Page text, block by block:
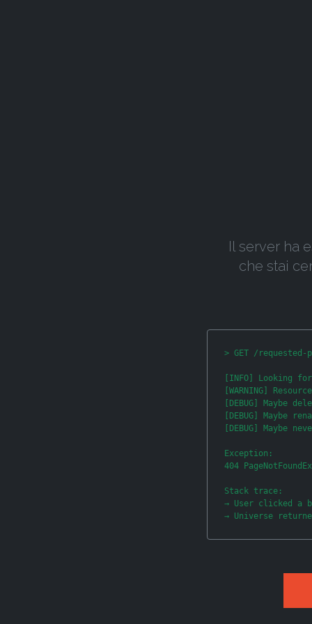
Il server ha
che stai
> GET /requested-
[INFO] Looking
[WARNING]
[DEBUG] Maybe
[DEBUG] Maybe
[DEBUG] Maybe
Exception:
404
Stack trace:
→ User clicked a